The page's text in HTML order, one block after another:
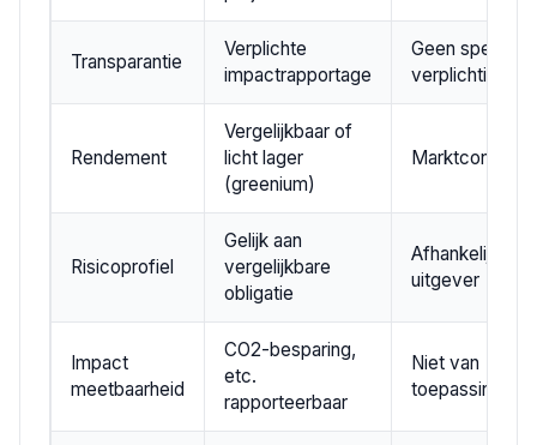
Transparantie
Verplichte
impactrapportage
Geen
verplichting
Rendement
Vergelijkbaar of
licht lager
(greenium)
Marktconform
Risicoprofiel
Gelijk aan
vergelijkbare
obligatie
Afhankelijk van
uitgever
Impact
meetbaarheid
CO2-besparing,
etc.
rapporteerbaar
Niet van
toepassing